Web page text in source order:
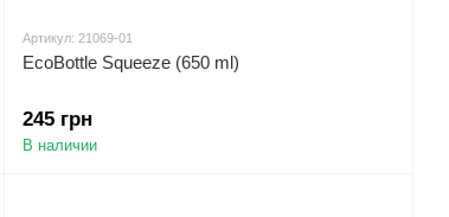
Артикул: 21069-01
EcoBottle Squeeze (650 ml)
245 грн
В наличии